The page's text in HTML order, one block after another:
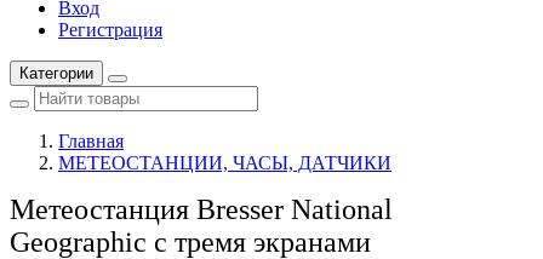
Вход
Регистрация
Категории
Главная
МЕТЕОСТАНЦИИ, ЧАСЫ, ДАТЧИКИ
Метеостанция Bresser National
Geographic с тремя экранами